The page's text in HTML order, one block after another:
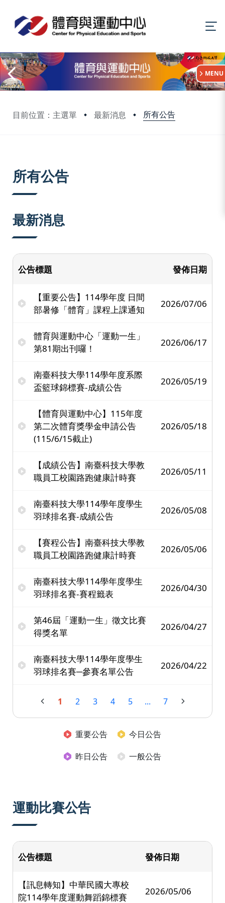
目前位置：主選單 最新消息 所有公告
:::
MENU
所有公告
最新消息
公告標題 發佈日期
【重要公告】114學年度 日間
部暑修「體育」課程上課通知
2026/07/06
體育與運動中心「運動一生」
第81期出刊囉！
2026/06/17
南臺科技大學114學年度系際
盃籃球錦標賽-成績公告
2026/05/19
【體育與運動中心】115年度
第二次體育獎學金申請公告
(115/6/15截止)
2026/05/18
【成績公告】南臺科技大學教
職員工校園路跑健康計時賽
2026/05/11
南臺科技大學114學年度學生
羽球排名賽-成績公告
2026/05/08
【賽程公告】南臺科技大學教
職員工校園路跑健康計時賽
2026/05/06
南臺科技大學114學年度學生
羽球排名賽-賽程籤表
2026/04/30
第46屆「運動一生」徵文比賽
得獎名單
2026/04/27
南臺科技大學114學年度學生
羽球排名賽─參賽名單公告
2026/04/22
1 2 3 4 5 ... 7
重要公告
今日公告
昨日公告
一般公告
運動比賽公告
公告標題 發佈日期
【訊息轉知】中華民國大專校
院114學年度運動舞蹈錦標賽
2026/05/06